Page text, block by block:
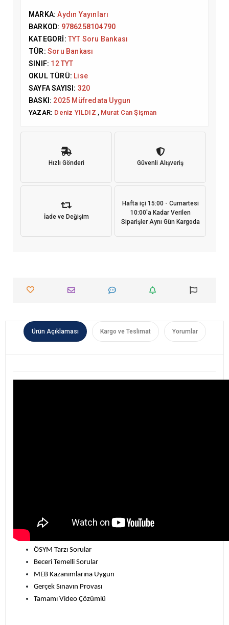
MARKA:Aydın Yayınları
BARKOD: 9786258104790
KATEGORI: TYT Soru Bankası
TÜR: Soru Bankası
SINIF: 12 TYT
OKUL TÜRÜ: Lise
SAYFA SAYISI: 320
BASKI: 2025 Müfredata Uygun
YAZAR: Deniz YILDIZ , Murat Can Şişman
Hızlı Gönderi Güvenli Alışveriş
İade ve Değişim
Hafta içi 15:00 - Cumartesi
10:00'a Kadar Verilen
Siparişler Aynı Gün Kargoda
Ürün Açıklaması Kargo ve Teslimat Yorumlar
ÖSYM Tarzı Sorular
Beceri Temelli Sorular
MEB Kazanımlarına Uygun
Gerçek Sınavın Provası
Tamamı Video Çözümlü